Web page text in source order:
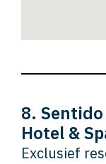
8.
Hotel &
Exclusief